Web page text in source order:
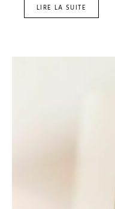
LIRE LA SUITE